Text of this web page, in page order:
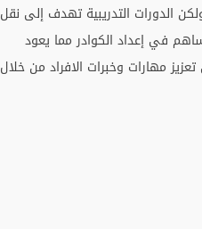
الدورات التدريبية تهدف إلى نقل
في إعداد الكوادر مما يعود
مهارات وخبرات الافراد من خلال